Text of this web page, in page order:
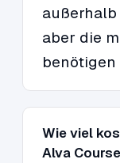
aber die
benötigen
Wie viel
Alva